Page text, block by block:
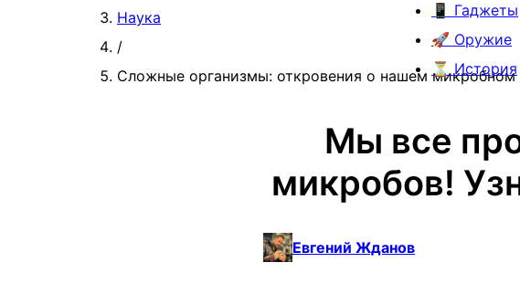
📱 Гаджеты
🚀 Оружие
⏳ История
Наука
/
Сложные организмы: откровения о нашем микробном
Мы все
микробов!
Евгений Жданов